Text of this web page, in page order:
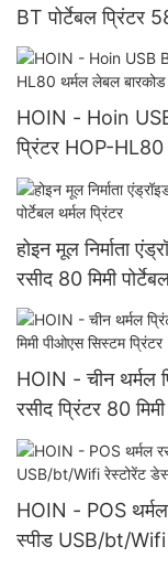
BT पोर्टेबल प्रिंटर
HOIN - Hoin
प्रिंटर HOP-HL80
होइन मूल निर्माता
रसीद 80 मिमी
HOIN - चीन थर्मल
रसीद प्रिंटर 80
HOIN - POS
स्पीड USB/bt/Wifi